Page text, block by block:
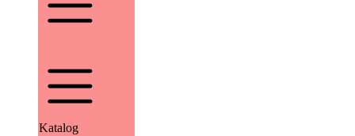
Katalog